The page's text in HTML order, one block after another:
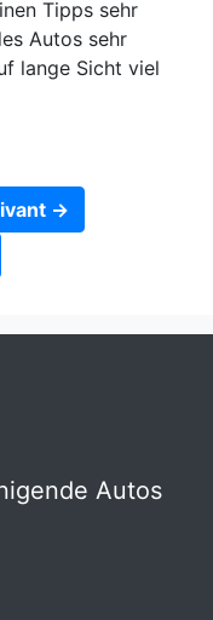
Tipps sehr
Autos sehr
lange Sicht viel
→
Autos